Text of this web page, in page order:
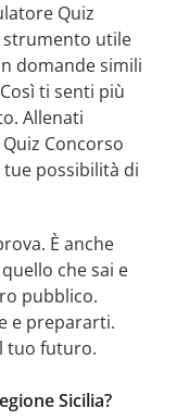
Quiz
strumento utile
domande simili
ti senti più
Allenati
Concorso
tue possibilità di
È anche
che sai e
pubblico.
e prepararti.
tuo futuro.
Sicilia?